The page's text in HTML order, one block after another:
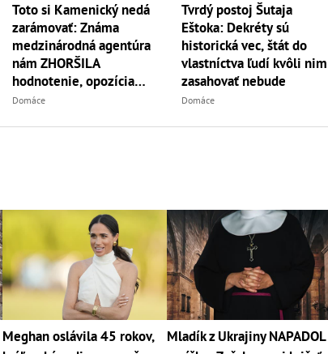
Toto si Kamenický nedá
zarámovať: Známa
medzinárodná agentúra
nám ZHORŠILA
hodnotenie, opozícia
vybuchla!
Domáce
Tvrdý postoj Šutaja
Eštoka: Dekréty sú
historická vec, štát do
vlastníctva ľudí kvôli nim
zasahovať nebude
Domáce
Meghan oslávila 45 rokov,
Mladík z Ukrajiny NAPADOL